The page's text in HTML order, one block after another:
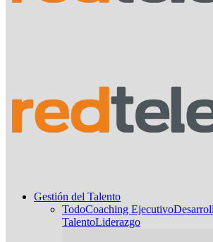
Gestión del Talento
TodoCoaching Ejecutivo
TalentoLiderazgo